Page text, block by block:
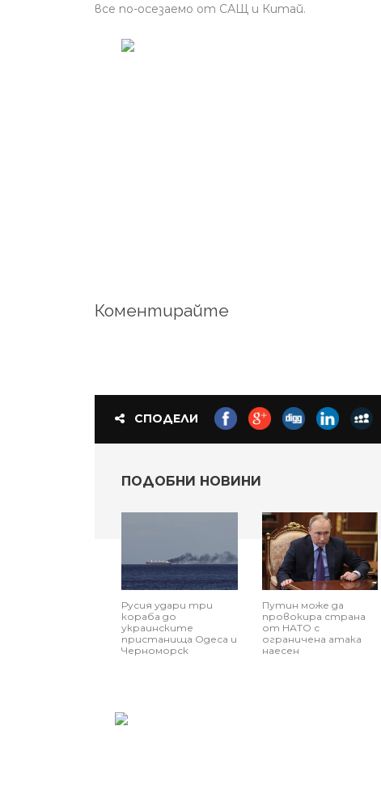
все по-осезаемо от САЩ и Китай.
Коментирайте
СПОДЕЛИ
ПОДОБНИ НОВИНИ
Русия удари три
кораба до
украинските
пристанища Одеса и
Черноморск
Путин може да
провокира страна
от НАТО с
ограничена атака
наесен